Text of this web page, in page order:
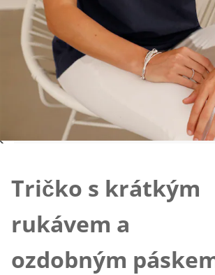
Tričko s krátkým
rukávem a
ozdobným